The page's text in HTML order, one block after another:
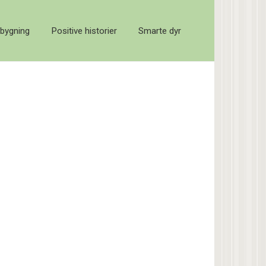
Positive historier Smarte dyr